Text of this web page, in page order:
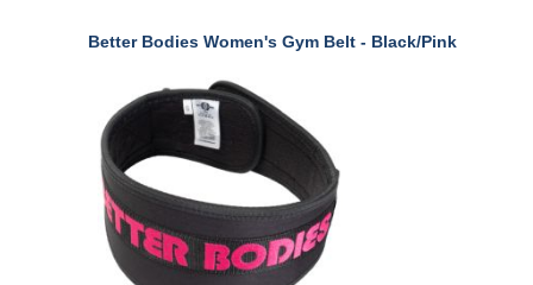
Better Bodies Women's Gym Belt - Black/Pink